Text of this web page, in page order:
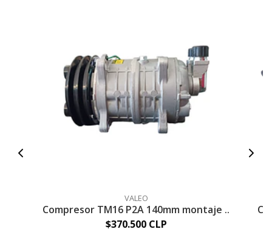
VALEO
Compresor TM16 P2A 140mm montaje ..
$370.500 CLP